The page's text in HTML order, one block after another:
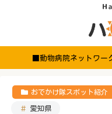
■動物病院ネットワ
おでかけ隊スポット紹介
愛知県